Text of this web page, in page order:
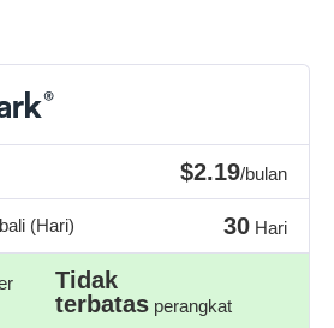
$2.19/bulan
(Hari) 30 Hari
Tidak
terbatasperangkat